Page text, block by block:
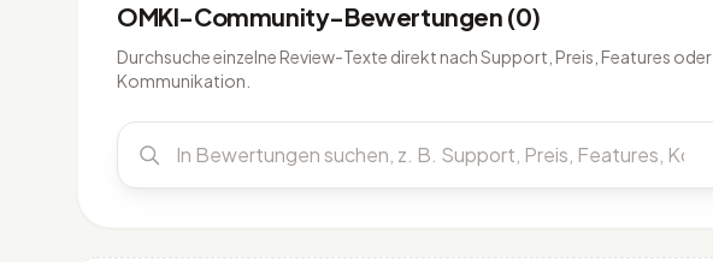
OMKI-Community-Bewertungen (0)
Durchsuche einzelne Review-Texte direkt nach Support, Preis, Features oder
Kommunikation.